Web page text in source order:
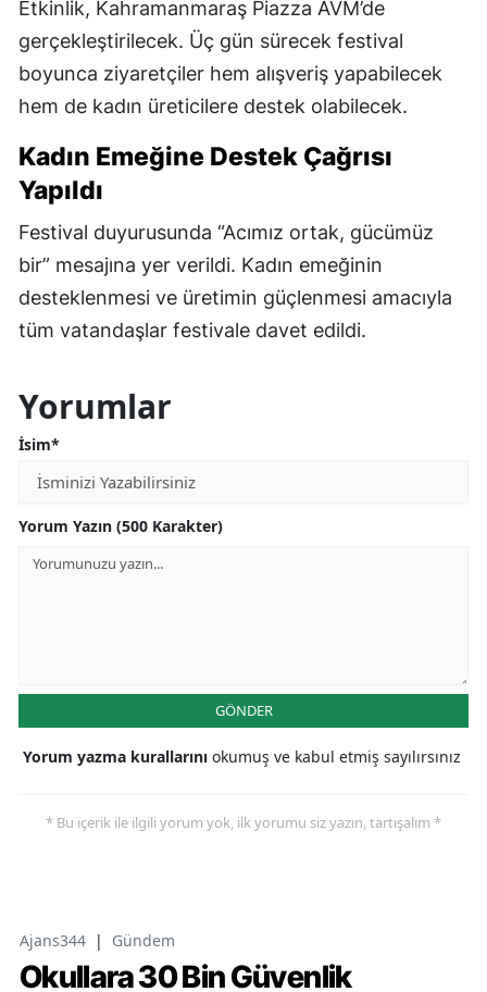
Etkinlik, Kahramanmaraş Piazza AVM’de
gerçekleştirilecek. Üç gün sürecek festival
boyunca ziyaretçiler hem alışveriş yapabilecek
hem de kadın üreticilere destek olabilecek.
Kadın Emeğine Destek Çağrısı
Yapıldı
Festival duyurusunda “Acımız ortak, gücümüz
bir” mesajına yer verildi. Kadın emeğinin
desteklenmesi ve üretimin güçlenmesi amacıyla
tüm vatandaşlar festivale davet edildi.
Yorumlar
İsim*
Yorum Yazın (500 Karakter)
GÖNDER
Yorum yazma kurallarını okumuş ve kabul etmiş sayılırsınız
* Bu içerik ile ilgili yorum yok, ilk yorumu siz yazın, tartışalım *
Ajans344 | Gündem
Okullara 30 Bin Güvenlik